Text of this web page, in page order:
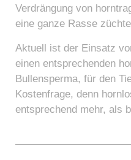
Verdrängung von
eine ganze Rasse
Aktuell ist der Einsatz
einen entsprechenden
Bullensperma, für den
Kostenfrage, denn
entsprechend mehr, als